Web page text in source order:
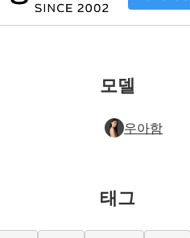
모델
우아함
태그